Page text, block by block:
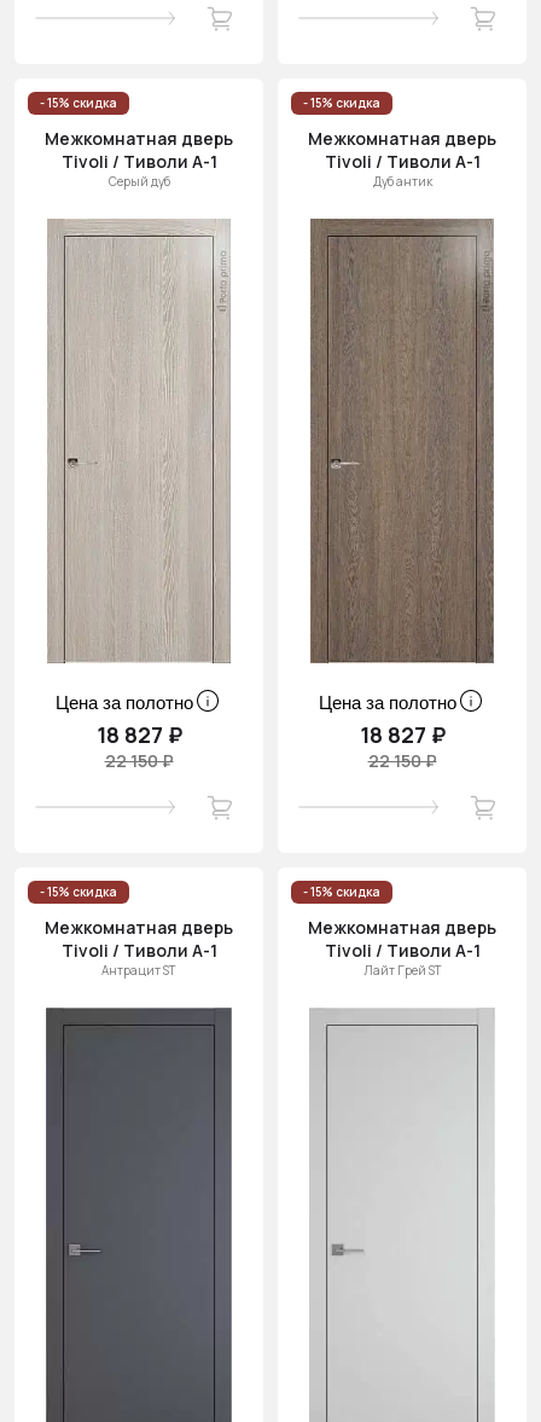
- 15% скидка
Межкомнатная дверь
Tivoli / Тиволи А-1
Серый дуб
Цена за полотно
18 827 ₽
22 150 ₽
- 15% скидка
Межкомнатная дверь
Tivoli / Тиволи А-1
Дуб антик
Цена за полотно
18 827 ₽
22 150 ₽
- 15% скидка
Межкомнатная дверь
Tivoli / Тиволи А-1
Антрацит ST
- 15% скидка
Межкомнатная дверь
Tivoli / Тиволи А-1
Лайт Грей ST